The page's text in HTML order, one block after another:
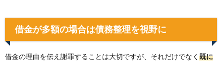
借金が多額の場合は債務整理を視野に
借金の理由を伝え謝罪することは大切ですが、それだけでなく 既に